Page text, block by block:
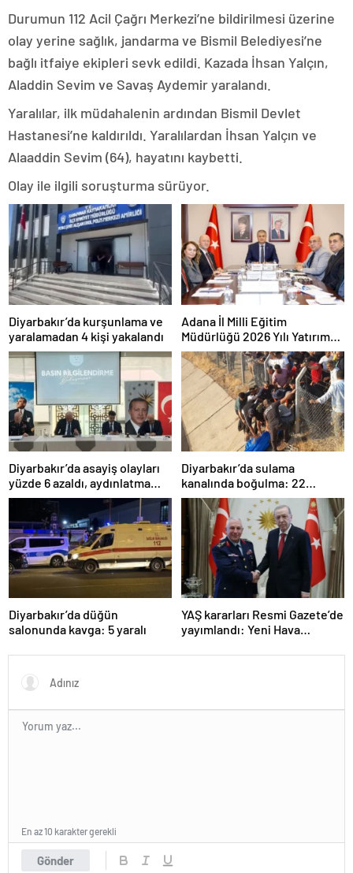
Durumun 112 Acil Çağrı Merkezi’ne bildirilmesi üzerine
olay yerine sağlık, jandarma ve Bismil Belediyesi’ne
bağlı itfaiye ekipleri sevk edildi. Kazada İhsan Yalçın,
Aladdin Sevim ve Savaş Aydemir yaralandı.
Yaralılar, ilk müdahalenin ardından Bismil Devlet
Hastanesi’ne kaldırıldı. Yaralılardan İhsan Yalçın ve
Alaaddin Sevim (64), hayatını kaybetti.
Olay ile ilgili soruşturma sürüyor.
Diyarbakır’da kurşunlama ve
yaralamadan 4 kişi yakalandı
Adana İl Milli Eğitim
Müdürlüğü 2026 Yılı Yatırım
Programı değerlendirildi
Diyarbakır’da asayiş olayları
yüzde 6 azaldı, aydınlatma
oranı yüzde 98’e yükseldi
Diyarbakır’da sulama
kanalında boğulma: 22
yaşındaki genç hayatını
kaybetti
Diyarbakır’da düğün
salonunda kavga: 5 yaralı
YAŞ kararları Resmi Gazete’de
yayımlandı: Yeni Hava
Orgeneral Rafet Dalkıran
Gönder
En az 10 karakter gerekli